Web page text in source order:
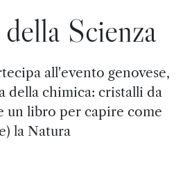
Scienza
all'evento genovese,
della chimica: cristalli da
un libro per capire come
la Natura